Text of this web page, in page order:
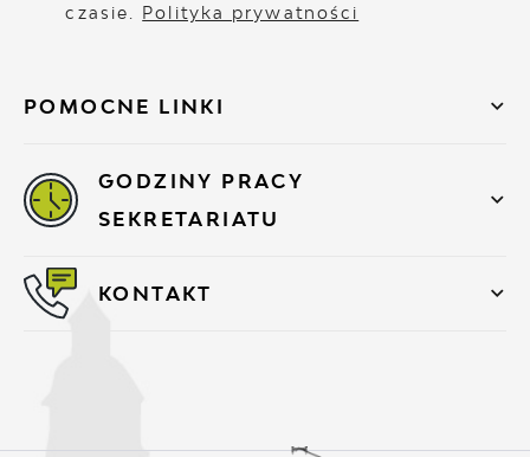
POMOCNE LINKI
czasie. Polityka prywatności
GODZINY PRACY
SEKRETARIATU
KONTAKT